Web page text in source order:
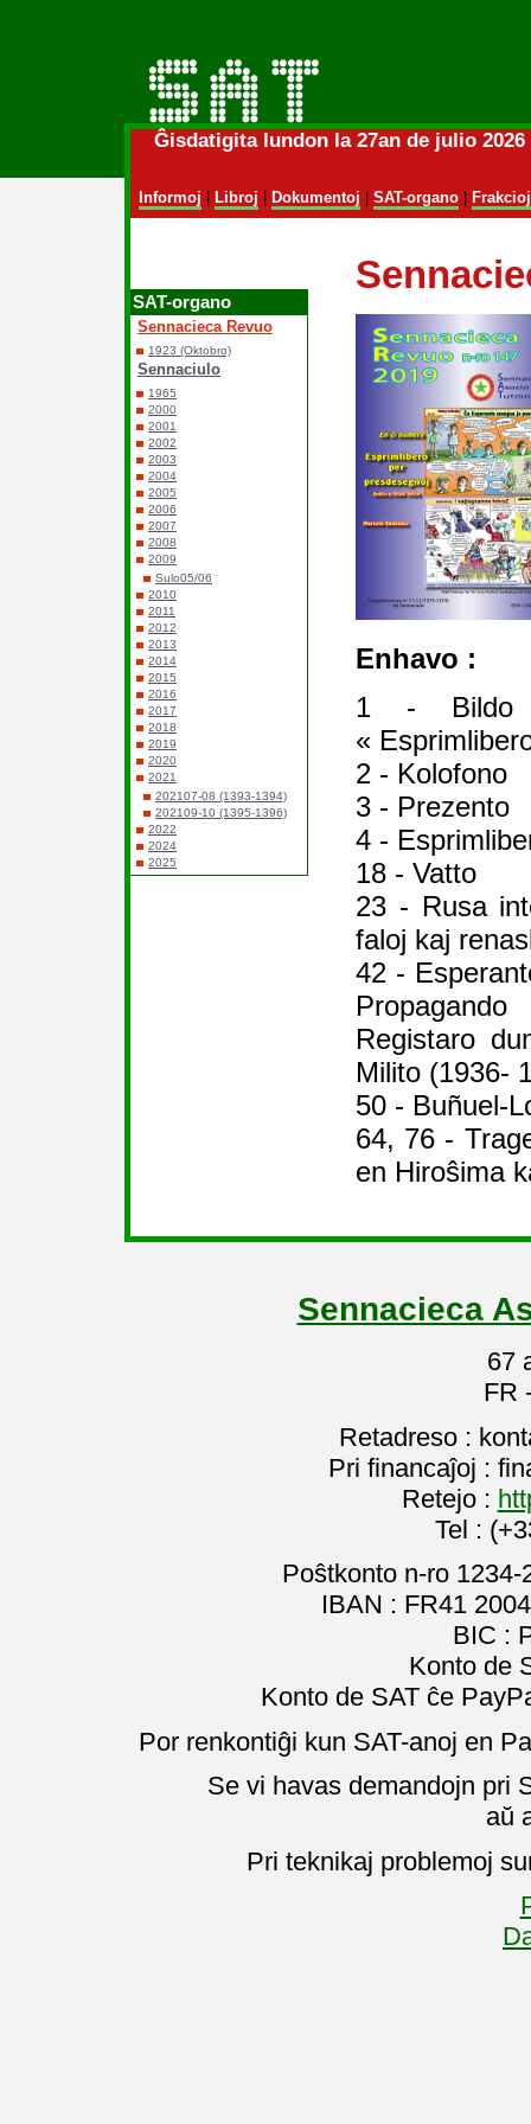
Ĝisdatigita lundon la 27an de julio
Informoj Libroj Dokumentoj SAT-organo| Frakcioj
SAT-organo
Sennacieca Revuo
1923 (Oktobro)
Sennaciulo
1965
2000
2001
2002
2003
2004
2005
2006
2007
2008
2009
Sulo05/06
2010
2011
2012
2013
2014
2015
2016
2017
2018
2019
2020
2021
202107-08 (1393-1394)
202109-10 (1395-1396)
2022
2024
2025
Enhavo :
1 - Bildo
«
2 - Kolofono
3 - Prezento
4 -
18 - Vatto
23 - Rusa
faloj kaj
42 -
Registaro
Milito (1936-
50 - Buñuel-
64, 76 -
en Hiroŝima
Sennacieca
67
FR
Retadreso :
Pri financaĵoj :
Retejo :
Tel :
Poŝtkonto n-ro
IBAN : FR41
BIC :
Konto de
Konto de SAT ĉe
Por renkontiĝi kun SAT-anoj en
Se vi havas demandojn pri
aŭ
Pri teknikaj problemoj